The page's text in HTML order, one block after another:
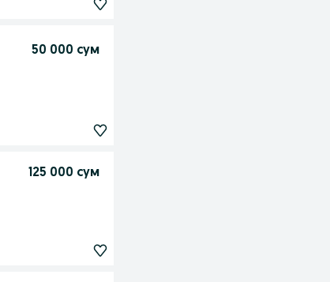
50 000 сум
125 000 сум